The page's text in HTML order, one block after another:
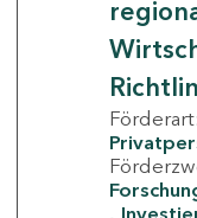
Förderart: